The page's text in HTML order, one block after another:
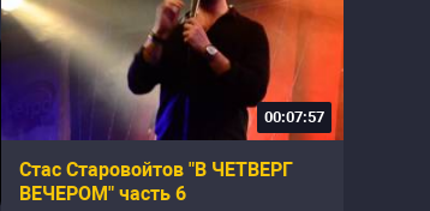
00:07:57
Стас Старовойтов "В ЧЕТВЕРГ
ВЕЧЕРОМ" часть 6